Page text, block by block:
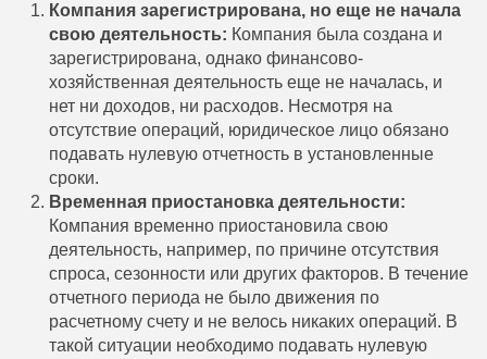
Компания зарегистрирована, но еще не начала
свою деятельность: Компания была создана и
зарегистрирована, однако финансово-
хозяйственная деятельность еще не началась, и
нет ни доходов, ни расходов. Несмотря на
отсутствие операций, юридическое лицо обязано
подавать нулевую отчетность в установленные
сроки.
Временная приостановка деятельности:
Компания временно приостановила свою
деятельность, например, по причине отсутствия
спроса, сезонности или других факторов. В течение
отчетного периода не было движения по
расчетному счету и не велось никаких операций. В
такой ситуации необходимо подавать нулевую